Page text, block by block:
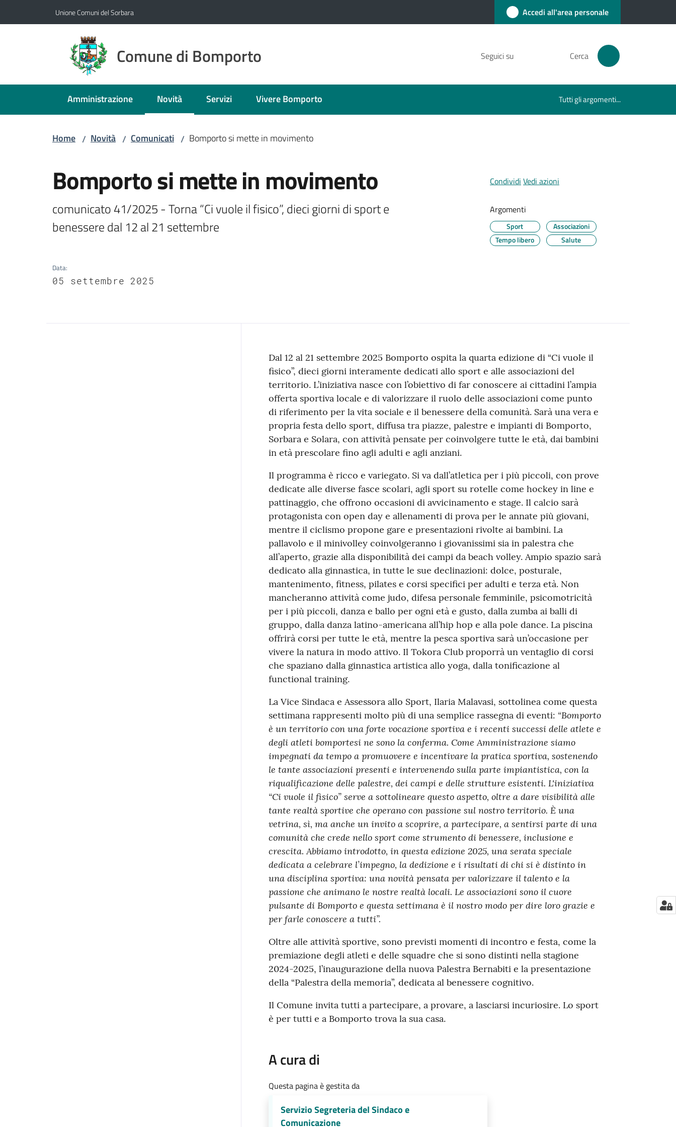
Unione Comuni del Sorbara Accedi all'area personale
Comune di Bomporto Seguici su Cerca
Amministrazione Novità
Menu selezionato
Servizi Vivere Bomporto Tutti gli argomenti...
Home / Novità / Comunicati / Bomporto si mette in movimento
Bomporto si mette in movimento
comunicato 41/2025 - Torna “Ci vuole il fisico”, dieci giorni di sport e
benessere dal 12 al 21 settembre
Data:
05 settembre 2025
Condividi Vedi azioni
Argomenti
Sport
Associazioni
Tempo libero
Salute
Contenuto
Dal 12 al 21 settembre 2025 Bomporto ospita la quarta edizione di “Ci vuole il
fisico”, dieci giorni interamente dedicati allo sport e alle associazioni del
territorio. L’iniziativa nasce con l’obiettivo di far conoscere ai cittadini l’ampia
offerta sportiva locale e di valorizzare il ruolo delle associazioni come punto
di riferimento per la vita sociale e il benessere della comunità. Sarà una vera e
propria festa dello sport, diffusa tra piazze, palestre e impianti di Bomporto,
Sorbara e Solara, con attività pensate per coinvolgere tutte le età, dai bambini
in età prescolare fino agli adulti e agli anziani.
Il programma è ricco e variegato. Si va dall’atletica per i più piccoli, con prove
dedicate alle diverse fasce scolari, agli sport su rotelle come hockey in line e
pattinaggio, che offrono occasioni di avvicinamento e stage. Il calcio sarà
protagonista con open day e allenamenti di prova per le annate più giovani,
mentre il ciclismo propone gare e presentazioni rivolte ai bambini. La
pallavolo e il minivolley coinvolgeranno i giovanissimi sia in palestra che
all’aperto, grazie alla disponibilità dei campi da beach volley. Ampio spazio sarà
dedicato alla ginnastica, in tutte le sue declinazioni: dolce, posturale,
mantenimento, fitness, pilates e corsi specifici per adulti e terza età. Non
mancheranno attività come judo, difesa personale femminile, psicomotricità
per i più piccoli, danza e ballo per ogni età e gusto, dalla zumba ai balli di
gruppo, dalla danza latino-americana all’hip hop e alla pole dance. La piscina
offrirà corsi per tutte le età, mentre la pesca sportiva sarà un’occasione per
vivere la natura in modo attivo. Il Tokora Club proporrà un ventaglio di corsi
che spaziano dalla ginnastica artistica allo yoga, dalla tonificazione al
functional training.
La Vice Sindaca e Assessora allo Sport, Ilaria Malavasi, sottolinea come questa
settimana rappresenti molto più di una semplice rassegna di eventi: “Bomporto
è un territorio con una forte vocazione sportiva e i recenti successi delle atlete e
degli atleti bomportesi ne sono la conferma. Come Amministrazione siamo
impegnati da tempo a promuovere e incentivare la pratica sportiva, sostenendo
le tante associazioni presenti e intervenendo sulla parte impiantistica, con la
riqualificazione delle palestre, dei campi e delle strutture esistenti. L'iniziativa
“Ci vuole il fisico” serve a sottolineare questo aspetto, oltre a dare visibilità alle
tante realtà sportive che operano con passione sul nostro territorio. È una
vetrina, sì, ma anche un invito a scoprire, a partecipare, a sentirsi parte di una
comunità che crede nello sport come strumento di benessere, inclusione e
crescita. Abbiamo introdotto, in questa edizione 2025, una serata speciale
dedicata a celebrare l’impegno, la dedizione e i risultati di chi si è distinto in
una disciplina sportiva: una novità pensata per valorizzare il talento e la
passione che animano le nostre realtà locali. Le associazioni sono il cuore
pulsante di Bomporto e questa settimana è il nostro modo per dire loro grazie e
per farle conoscere a tutti”.
Oltre alle attività sportive, sono previsti momenti di incontro e festa, come la
premiazione degli atleti e delle squadre che si sono distinti nella stagione
2024-2025, l’inaugurazione della nuova Palestra Bernabiti e la presentazione
della “Palestra della memoria”, dedicata al benessere cognitivo.
Il Comune invita tutti a partecipare, a provare, a lasciarsi incuriosire. Lo sport
è per tutti e a Bomporto trova la sua casa.
A cura di
Questa pagina è gestita da
Servizio Segreteria del Sindaco e
Comunicazione